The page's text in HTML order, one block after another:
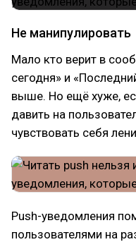
Не манипулировать
Мало кто верит в
сегодня» и
выше. Но ещё хуже,
давить на
чувствовать себя
Push-уведомления
пользователями на